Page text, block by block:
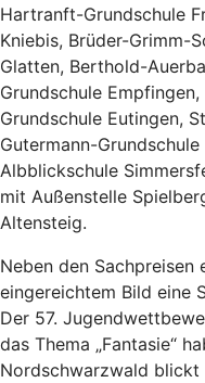
Hartranft-Grundschule
Kniebis, Brüder-Grimm-
Glatten, Berthold-
Grundschule
Grundschule Eutingen,
Gutermann-
Albblickschule
mit Außenstelle
Altensteig.
Neben den Sachpreisen
eingereichtem Bild eine
Der 57.
das Thema „Fantasie“
Nordschwarzwald